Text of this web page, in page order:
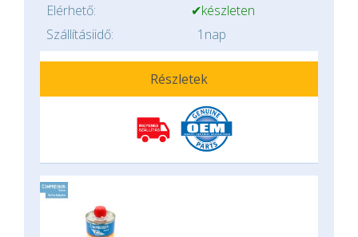
Elérhető:
✔készleten
Szállításiidő:
1nap
Részletek